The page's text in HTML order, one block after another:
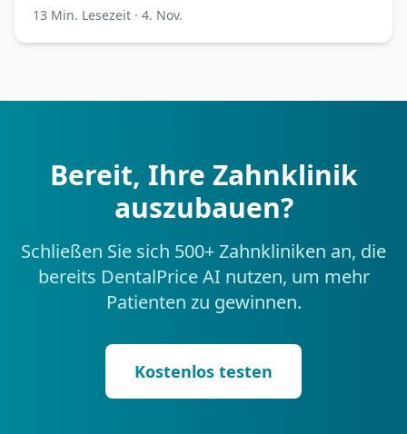
aufholen)
13 Min. Lesezeit · 4. Nov.
Bereit, Ihre Zahnklinik
auszubauen?
Schließen Sie sich 500+ Zahnkliniken an, die
bereits DentalPrice AI nutzen, um mehr
Patienten zu gewinnen.
Kostenlos testen